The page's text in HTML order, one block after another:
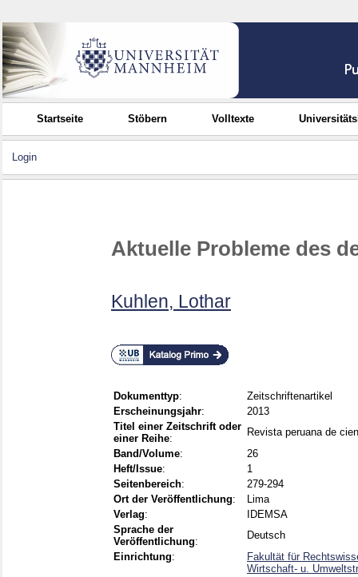
Startseite Stöbern Volltexte
Login
Aktuelle Probleme des
Kuhlen, Lothar
Dokumenttyp:
Zeitschriftenartikel
Erscheinungsjahr:
2013
Titel einer Zeitschrift oder
einer Reihe:
Revista peruana de
Band/Volume:
26
Heft/Issue:
1
Seitenbereich:
279-294
Ort der Veröffentlichung:
Lima
Verlag:
IDEMSA
Sprache der
Veröffentlichung:
Deutsch
Einrichtung:
Fakultät für
Wirtschaft- u.